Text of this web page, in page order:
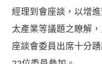
經理到會座談，以增
太產業等議題之瞭解
座談會委員出席十分